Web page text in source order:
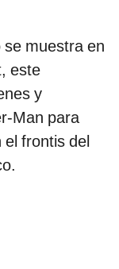
se muestra en
este
y
Man para
el frontis del